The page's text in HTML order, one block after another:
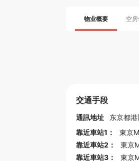
物业概要 空
交通手段
通訊地址 东京都港
靠近車站1：
東京
靠近車站2：
東京
靠近車站3：
東京